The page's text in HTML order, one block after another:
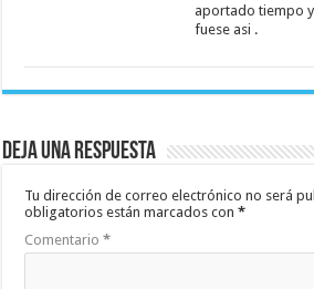
aportado tiempo
fuese asi .
Deja una respuesta
Tu dirección de correo electrónico no será
obligatorios están marcados con*
Comentario*